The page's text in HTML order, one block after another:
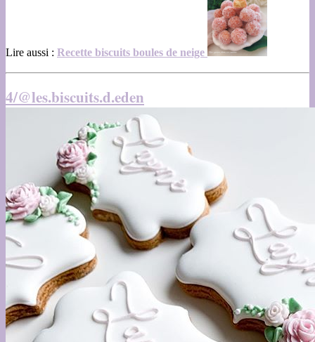
Lire aussi : Recette biscuits boules de neige
4/@les.biscuits.d.eden